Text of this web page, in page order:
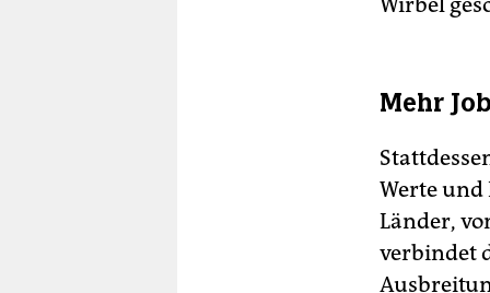
Mehr
Werte und
Länder,
verbindet